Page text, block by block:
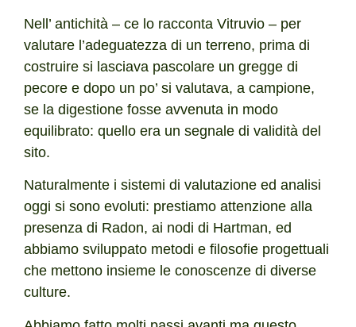
Nell’ antichità – ce lo racconta Vitruvio – per
valutare l’adeguatezza di un terreno, prima di
costruire si lasciava pascolare un gregge di
pecore e dopo un po’ si valutava, a campione,
se la digestione fosse avvenuta in modo
equilibrato: quello era un segnale di validità del
sito.
Naturalmente i sistemi di valutazione ed analisi
oggi si sono evoluti: prestiamo attenzione alla
presenza di Radon, ai nodi di Hartman, ed
abbiamo sviluppato metodi e filosofie progettuali
che mettono insieme le conoscenze di diverse
culture.